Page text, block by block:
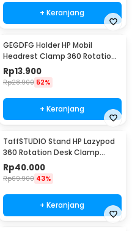
+ Keranjang
GEGDFG Holder HP Mobil
Headrest Clamp 360 Rotation
Car Phone Holder - GP97
Rp13.900
Rp28.900 52%
+ Keranjang
TaffSTUDIO Stand HP Lazypod
360 Rotation Desk Clamp
Smartphone Holder - D9
Rp40.000
Rp69.900 43%
+ Keranjang